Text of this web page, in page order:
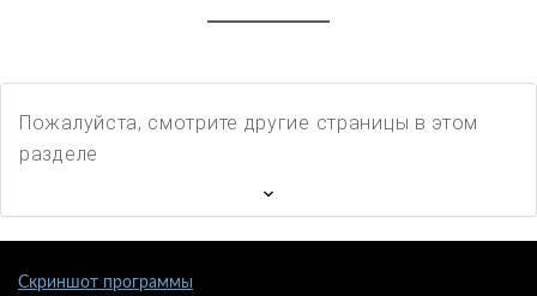
Пожалуйста, смотрите другие страницы в этом
разделе
Скриншот программы